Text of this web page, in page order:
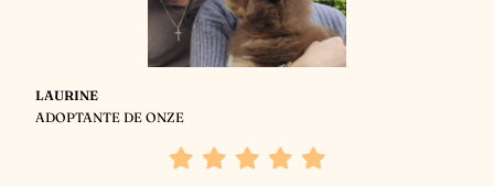
LAURINE
ADOPTANTE DE ONZE